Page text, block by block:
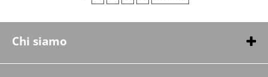
Chi siamo